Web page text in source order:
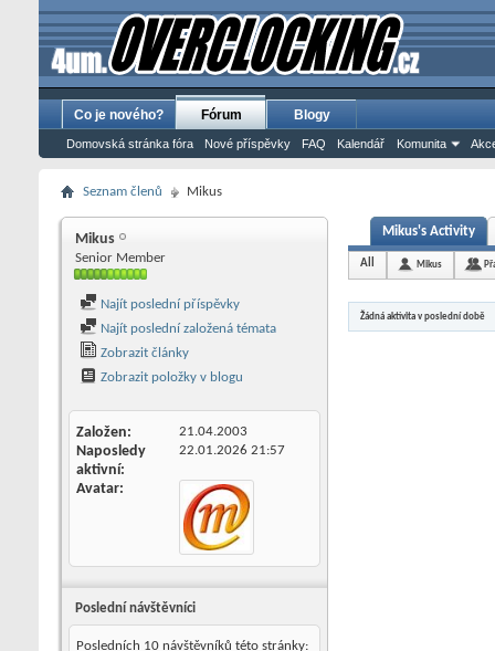
Co je nového? Fórum
Domovská stránka fóra Nové příspěvky FAQ Kalendář Komunita
Blogy
Seznam členů Mikus
Mikus
Senior Member
Najít poslední příspěvky
Najít poslední založená témata
Zobrazit články
Zobrazit položky v blogu
Založen 21.04.2003
Naposledy
aktivní
22.01.2026 21:57
Avatar
Poslední návštěvníci
Posledních 10 návštěvníků této stránky:
Mikus's Activity
All Mikus
Žádná aktivita v poslední době